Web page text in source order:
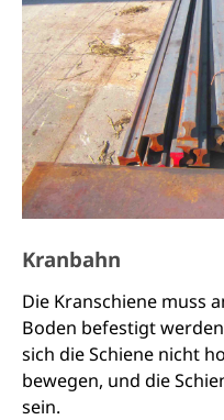
Kranbahn
Die Kranschiene muss
Boden befestigt
sich die Schiene nicht
bewegen, und die
sein.